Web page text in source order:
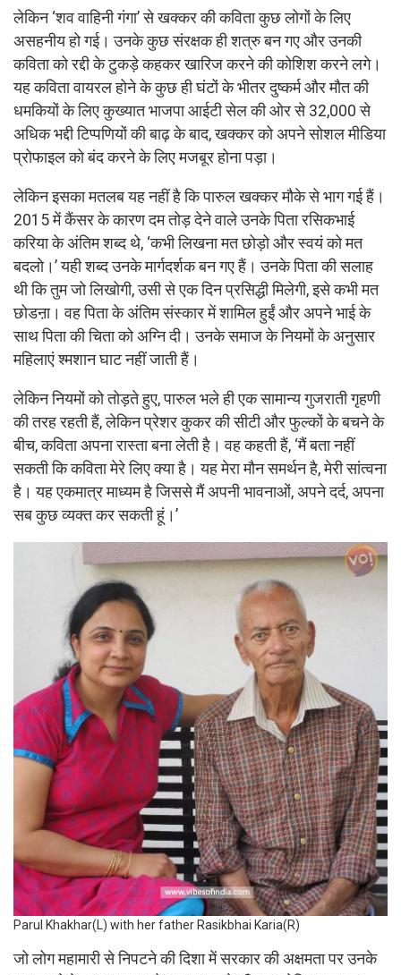
लेकिन ‘शव वाहिनी गंगा’ से खक्कर की कविता कुछ लोगों के लिए
असहनीय हो गई। उनके कुछ संरक्षक ही शत्रु बन गए और उनकी
कविता को रद्दी के टुकड़े कहकर खारिज करने की कोशिश करने लगे।
यह कविता वायरल होने के कुछ ही घंटों के भीतर दुष्कर्म और मौत की
धमकियों के लिए कुख्यात भाजपा आईटी सेल की ओर से 32,000 से
अधिक भद्दी टिप्पणियों की बाढ़ के बाद, खक्कर को अपने सोशल मीडिया
प्रोफाइल को बंद करने के लिए मजबूर होना पड़ा।
लेकिन इसका मतलब यह नहीं है कि पारुल खक्कर मौके से भाग गई हैं।
2015 में कैंसर के कारण दम तोड़ देने वाले उनके पिता रसिकभाई
करिया के अंतिम शब्द थे, ‘कभी लिखना मत छोड़ो और स्वयं को मत
बदलो।’ यही शब्द उनके मार्गदर्शक बन गए हैं। उनके पिता की सलाह
थी कि तुम जो लिखोगी, उसी से एक दिन प्रसिद्धी मिलेगी, इसे कभी मत
छोडऩा। वह पिता के अंतिम संस्कार में शामिल हुईं और अपने भाई के
साथ पिता की चिता को अग्नि दी। उनके समाज के नियमों के अनुसार
महिलाएं श्मशान घाट नहीं जाती हैं।
लेकिन नियमों को तोड़ते हुए, पारुल भले ही एक सामान्य गुजराती गृहणी
की तरह रहती हैं, लेकिन प्रेशर कुकर की सीटी और फुल्कों के बचने के
बीच, कविता अपना रास्ता बना लेती है। वह कहती हैं, ‘मैं बता नहीं
सकती कि कविता मेरे लिए क्या है। यह मेरा मौन समर्थन है, मेरी सांत्वना
है। यह एकमात्र माध्यम है जिससे मैं अपनी भावनाओं, अपने दर्द, अपना
सब कुछ व्यक्त कर सकती हूं।’
Parul Khakhar(L) with her father Rasikbhai Karia(R)
जो लोग महामारी से निपटने की दिशा में सरकार की अक्षमता पर उनके